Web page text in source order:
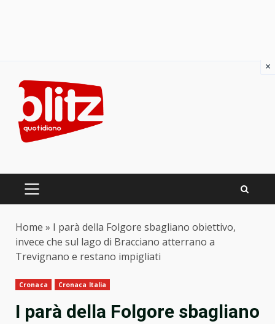
content
PRIMARY
Home » I parà della Folgore sbagliano obiettivo,
invece che sul lago di Bracciano atterrano a
Trevignano e restano impigliati
Cronaca Cronaca Italia
I parà della Folgore sbagliano
×